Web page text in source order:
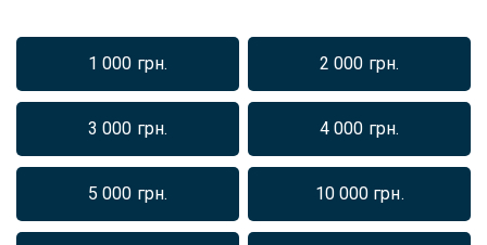
1 000 грн. 2 000 грн.
3 000 грн. 4 000 грн.
5 000 грн. 10 000 грн.